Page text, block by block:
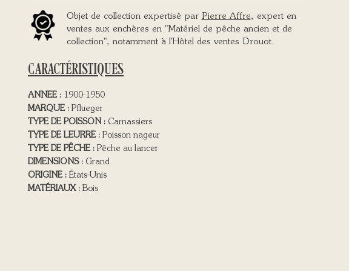
Objet de collection expertisé par Pierre Affre, expert en
ventes aux enchères en "Matériel de pêche ancien et de
collection", notamment à l'Hôtel des ventes Drouot.
CARACTÉRISTIQUES
ANNEE : 1900-1950
MARQUE : Pflueger
TYPE DE POISSON : Carnassiers
TYPE DE LEURRE : Poisson nageur
TYPE DE PÊCHE : Pêche au lancer
DIMENSIONS : Grand
ORIGINE : États-Unis
MATÉRIAUX : Bois